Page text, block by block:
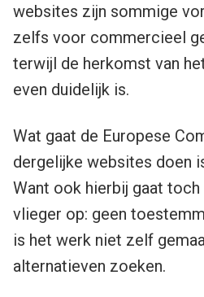
websites zijn sommige
zelfs voor commercieel
terwijl de herkomst van
even duidelijk is.
Wat gaat de Europese
dergelijke websites doen
Want ook hierbij gaat
vlieger op: geen
is het werk niet zelf
alternatieven zoeken.